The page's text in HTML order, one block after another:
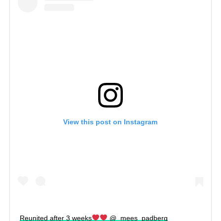
View this post on Instagram
Reunited after 3 weeks @_mees_padberg